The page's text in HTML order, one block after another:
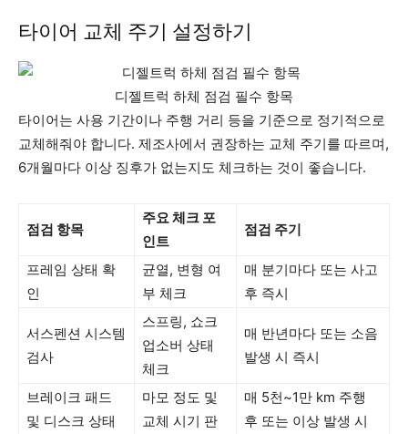
타이어 교체 주기 설정하기
디젤트럭 하체 점검 필수 항목
타이어는 사용 기간이나 주행 거리 등을 기준으로 정기적으로
교체해줘야 합니다. 제조사에서 권장하는 교체 주기를 따르며,
6개월마다 이상 징후가 없는지도 체크하는 것이 좋습니다.
점검 항목
주요 체크 포
인트
점검 주기
프레임 상태 확
인
균열, 변형 여
부 체크
매 분기마다 또는 사고
후 즉시
서스펜션 시스템
검사
스프링, 쇼크
업소버 상태
체크
매 반년마다 또는 소음
발생 시 즉시
브레이크 패드
및 디스크 상태
마모 정도 및
교체 시기 판
매 5천~1만 km 주행
후 또는 이상 발생 시